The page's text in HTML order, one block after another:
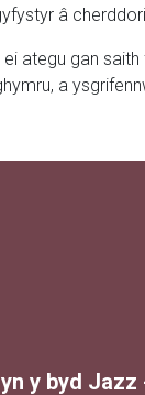
â
ategu gan
a
y byd